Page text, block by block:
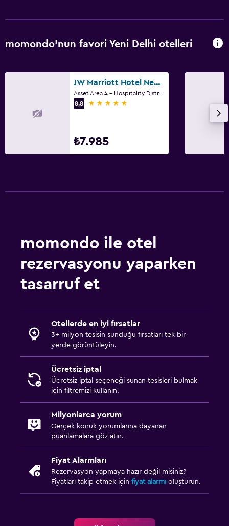
momondo'nun favori Yeni Delhi otelleri
JW Marriott Hotel New Delhi Aerocity
Asset Area 4 - Hospitality District, Yeni Delhi
8,8
5 yıldız
₺7.985
momondo ile otel
rezervasyonu yaparken
tasarruf et
Otellerde en iyi fırsatlar
3+ milyon tesisin sunduğu fırsatları tek bir
yerde görüntüleyin.
Ücretsiz iptal
Ücretsiz iptal seçeneği sunan tesisleri bulmak
için filtremizi kullanın.
Milyonlarca yorum
Gerçek konuk yorumlarına dayanan
puanlamalara göz atın.
Fiyat Alarmları
Rezervasyon yapmaya hazır değil misiniz?
Fiyatları takip etmek için fiyat alarmı oluşturun.